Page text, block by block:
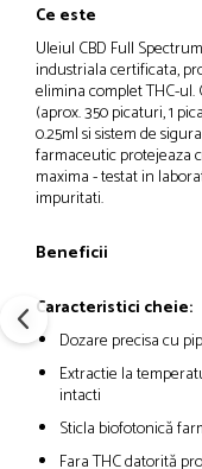
Ce este
Uleiul CBD Full
industriala certificata,
elimina complet THC-ul.
(aprox. 350 picaturi, 1
0.25ml si sistem de
farmaceutic protejeaza
maxima - testat in
impuritati.​
Beneficii
Caracteristici cheie:
Dozare precisa cu
Extractie la
intacti
Sticla biofotonică
Fara THC datorită